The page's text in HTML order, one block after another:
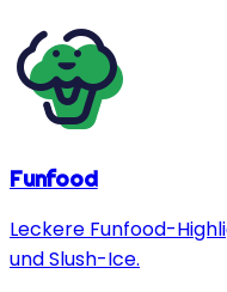
Funfood
Leckere Funfood-
und Slush-Ice.